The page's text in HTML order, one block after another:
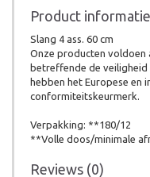
Product informatie
Slang 4 ass. 60 cm
Onze producten voldoen
betreffende de
hebben het Europese en
conformiteitskeurmerk.
Verpakking: **180/12
**Volle doos/minimale
Reviews (0)